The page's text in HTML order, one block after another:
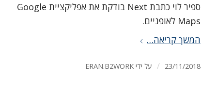
ספיר לוי כתבת Next בודקת את אפליקציית Google
Maps לאופניים.
המשך קריאה…
23/11/2018
/ על ידי ERAN.B2WORK